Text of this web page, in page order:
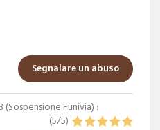
Segnalare un abuso
(Sospensione Funivia) :
(5/5)